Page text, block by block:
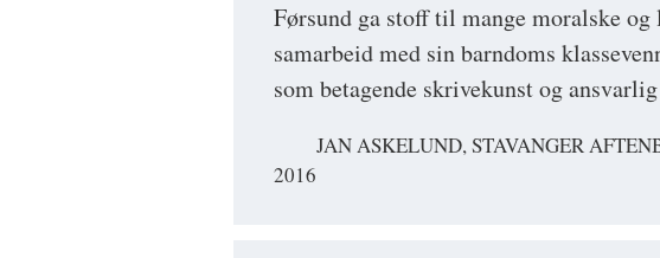
Førsund ga stoff til mange moralske
samarbeid med sin barndoms
som betagende skrivekunst og
JAN ASKELUND, STAVANGER
2016